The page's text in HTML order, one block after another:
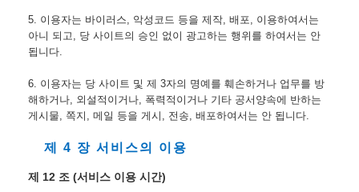
5. 이용자는 바이러스, 악성코드 등을 제작, 배포, 이용하여서는
아니 되고, 당 사이트의 승인 없이 광고하는 행위를 하여서는 안
됩니다.
6. 이용자는 당 사이트 및 제 3자의 명예를 훼손하거나 업무를 방
해하거나, 외설적이거나, 폭력적이거나 기타 공서양속에 반하는
게시물, 쪽지, 메일 등을 게시, 전송, 배포하여서는 안 됩니다.
제 4 장 서비스의 이용
제 12 조 (서비스 이용 시간)